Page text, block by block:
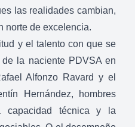
las realidades cambian,
norte de excelencia.
y el talento con que se
la naciente PDVSA en
Alfonzo Ravard y el
Hernández, hombres
capacidad técnica y la